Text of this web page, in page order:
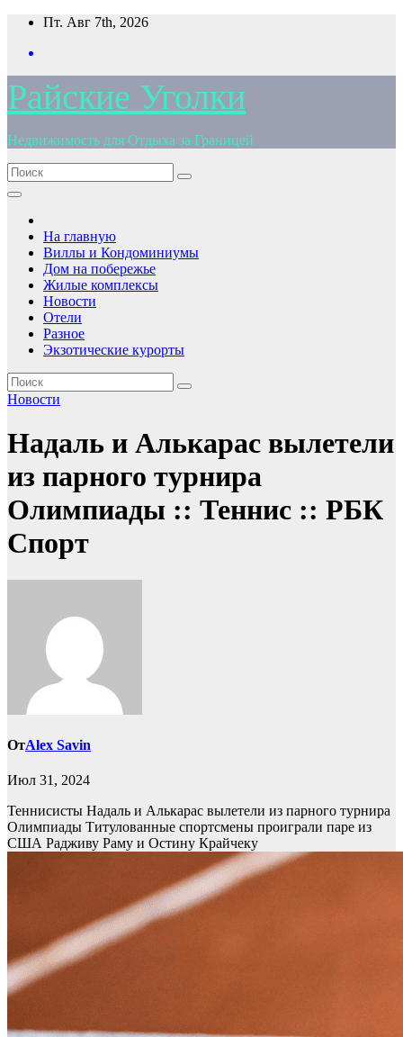
Перейти
содержимому
Пт. Авг 7th, 2026
Райские Уголки
Недвижимость для Отдыха за Границей
На главную
Виллы и Кондоминиумы
Дом на побережье
Жилые комплексы
Новости
Отели
Разное
Экзотические курорты
Новости
Надаль и Алькарас вылетели
из парного турнира
Олимпиады :: Теннис :: РБК
Спорт
ОтAlex Savin
Июл 31, 2024
Теннисисты Надаль и Алькарас вылетели из парного турнира
Олимпиады Титулованные спортсмены проиграли паре из
США Радживу Раму и Остину Крайчеку